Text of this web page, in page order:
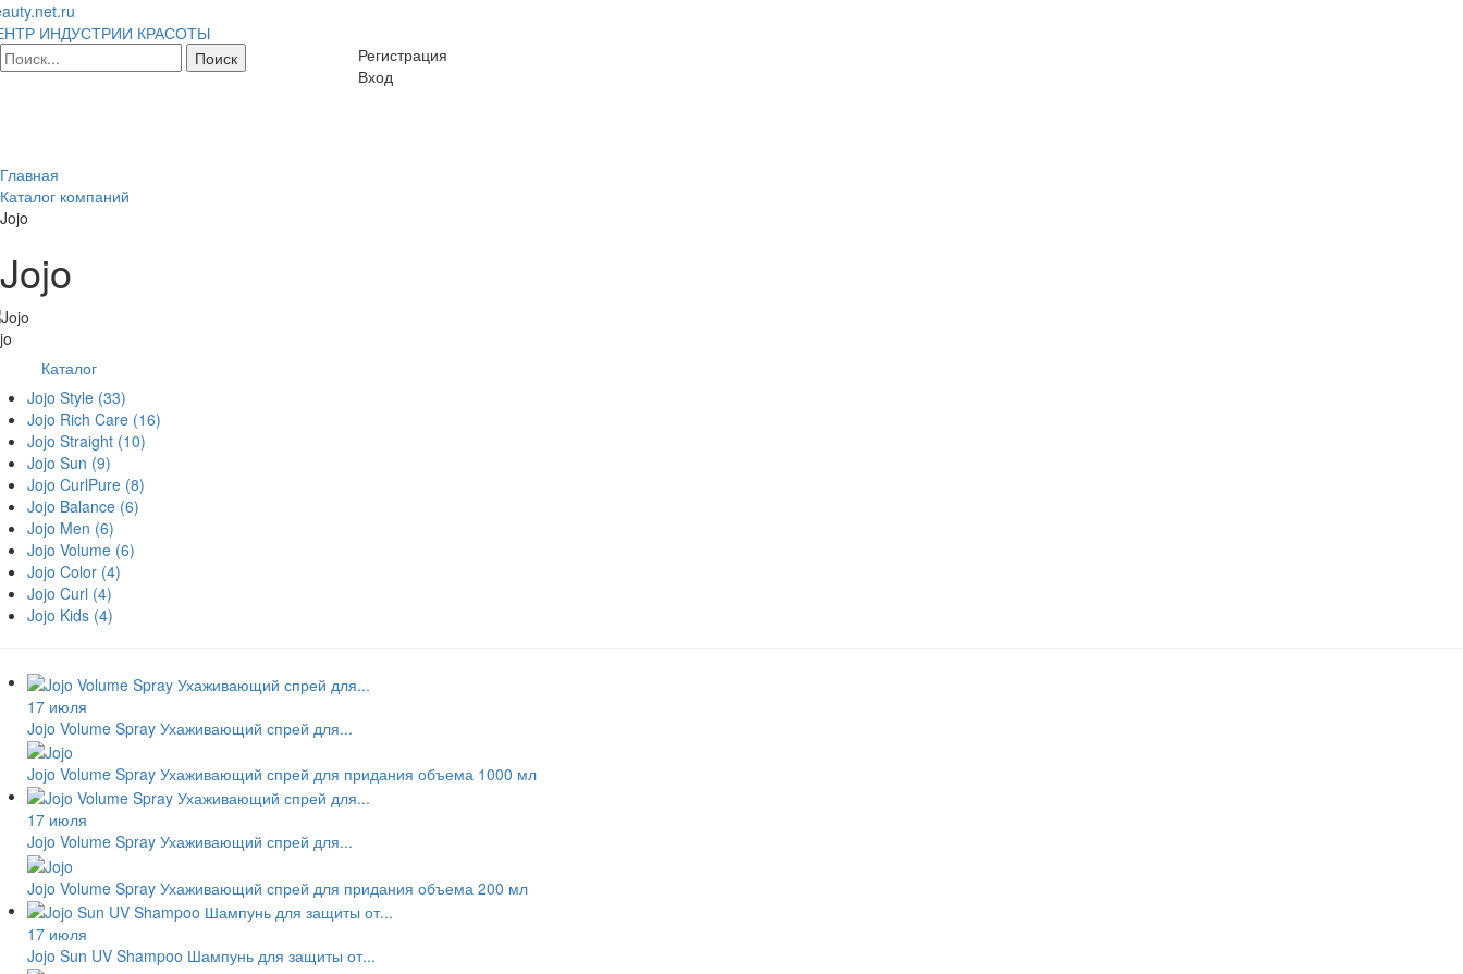
ИНДУСТРИИ КРАСОТЫ
Регистрация
Вход
Главная
Каталог компаний
Jojo
Jojo
Каталог
Jojo Style (33)
Jojo Rich Care (16)
Jojo Straight (10)
Jojo Sun (9)
Jojo CurlPure (8)
Jojo Balance (6)
Jojo Men (6)
Jojo Volume (6)
Jojo Color (4)
Jojo Curl (4)
Jojo Kids (4)
17 июля
Jojo Volume Spray Ухаживающий спрей для...
Jojo Volume Spray Ухаживающий спрей для придания объема 1000 мл
17 июля
Jojo Volume Spray Ухаживающий спрей для...
Jojo Volume Spray Ухаживающий спрей для придания объема 200 мл
17 июля
Jojo Sun UV Shampoo Шампунь для защиты от...